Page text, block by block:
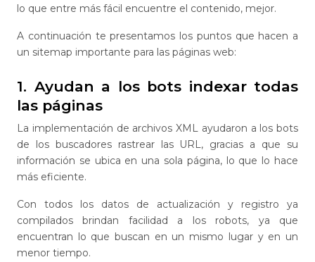
lo que entre más fácil encuentre el contenido, mejor.
A continuación te presentamos los puntos que hacen a
un sitemap importante para las páginas web:
1. Ayudan a los bots indexar todas
las páginas
La implementación de archivos XML ayudaron a los bots
de los buscadores rastrear las URL, gracias a que su
información se ubica en una sola página, lo que lo hace
más eficiente.
Con todos los datos de actualización y registro ya
compilados brindan facilidad a los robots, ya que
encuentran lo que buscan en un mismo lugar y en un
menor tiempo.